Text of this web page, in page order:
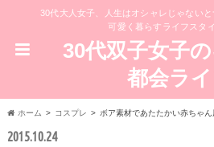
30代大人女子、人生はオシャレじゃない
可愛く暮らすライフスタ
30代双子女子
都会ラ
ホーム コスプレ ボア素材であたたかい赤ちゃ
2015.10.24